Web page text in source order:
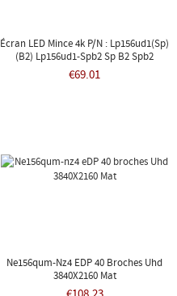
Écran LED Mince 4k P/n : Lp156ud1(sp)
(b2) Lp156ud1-Spb2 Sp B2 Spb2
€69.01
Ne156qum-Nz4 EDP 40 Broches Uhd
3840X2160 Mat